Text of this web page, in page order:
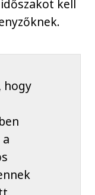
kell
hogy